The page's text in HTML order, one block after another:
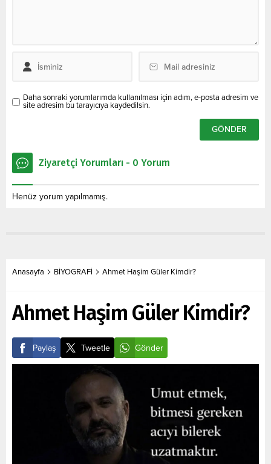
Daha sonraki yorumlarımda kullanılması için adım, e-posta adresim ve
site adresim bu tarayıcıya kaydedilsin.
Ziyaretçi Yorumları - 0 Yorum
Henüz yorum yapılmamış.
Anasayfa BİYOGRAFİ Ahmet Haşim Güler Kimdir?
Ahmet Haşim Güler Kimdir?
Paylaş Tweetle Gönder